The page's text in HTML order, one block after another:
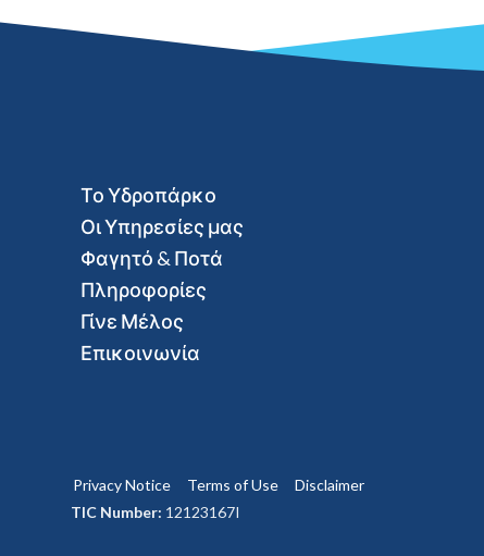
Το Υδροπάρκο
Οι Υπηρεσίες μας
Φαγητό & Ποτά
Πληροφορίες
Γίνε Μέλος
Επικοινωνία
Privacy Notice Terms of Use
Disclaimer
TIC Number: 12123167I